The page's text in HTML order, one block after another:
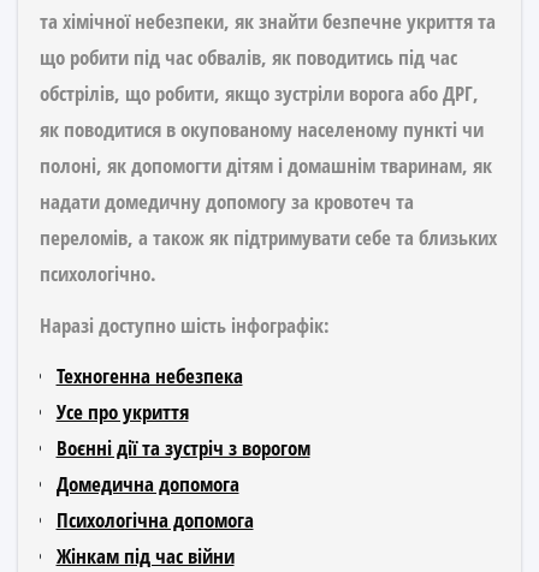
та хімічної небезпеки, як знайти безпечне укриття та
що робити під час обвалів, як поводитись під час
обстрілів, що робити, якщо зустріли ворога або ДРГ,
як поводитися в окупованому населеному пункті чи
полоні, як допомогти дітям і домашнім тваринам, як
надати домедичну допомогу за кровотеч та
переломів, а також як підтримувати себе та близьких
психологічно.
Наразі доступно шість інфографік:
Техногенна небезпека
Усе про укриття
Воєнні дії та зустріч з ворогом
Домедична допомога
Психологічна допомога
Жінкам під час війни